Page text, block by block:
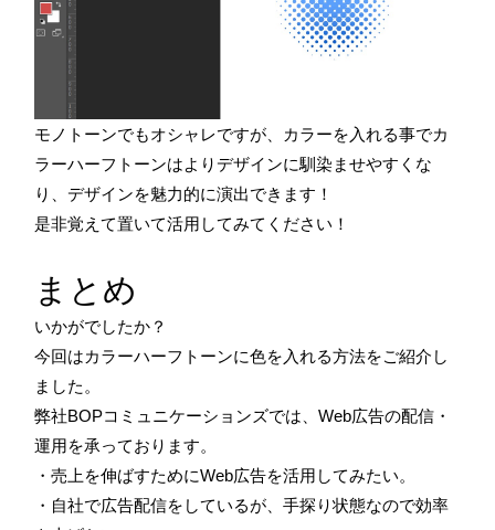
モノトーンでもオシャレですが、カラーを入れる事でカ
ラーハーフトーンはよりデザインに馴染ませやすくな
り、デザインを魅力的に演出できます！
是非覚えて置いて活用してみてください！
まとめ
いかがでしたか？
今回はカラーハーフトーンに色を入れる方法をご紹介し
ました。
弊社BOPコミュニケーションズでは、Web広告の配信・
運用を承っております。
・売上を伸ばすためにWeb広告を活用してみたい。
・自社で広告配信をしているが、手探り状態なので効率